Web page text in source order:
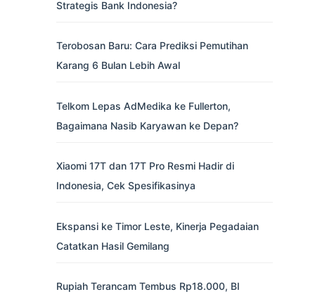
Strategis Bank Indonesia?
Terobosan Baru: Cara Prediksi Pemutihan
Karang 6 Bulan Lebih Awal
Telkom Lepas AdMedika ke Fullerton,
Bagaimana Nasib Karyawan ke Depan?
Xiaomi 17T dan 17T Pro Resmi Hadir di
Indonesia, Cek Spesifikasinya
Ekspansi ke Timor Leste, Kinerja Pegadaian
Catatkan Hasil Gemilang
Rupiah Terancam Tembus Rp18.000, BI